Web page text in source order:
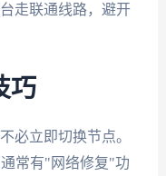
走联通线路，避开
巧
必立即切换节点。
常有"网络修复"功